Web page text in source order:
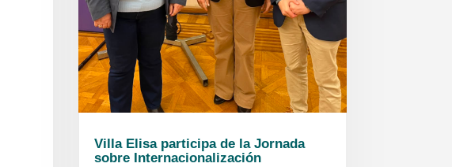
Villa Elisa participa de la Jornada
sobre Internacionalización